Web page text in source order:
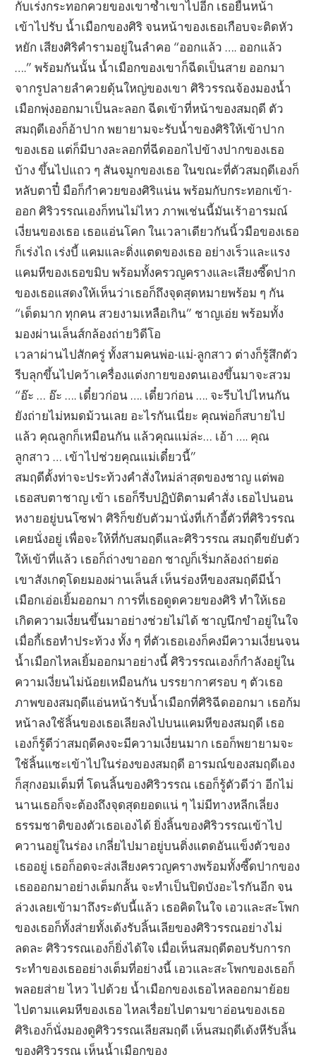
กับเร่งกระทอกควยของเขาซ้ำเขาไปอีก เธอยื่นหน้า
เข้าไปรับ น้ำเมือกของศิริ จนหน้าของเธอเกือบจะติดหัว
หยัก เสียงศิริคำรามอยู่ในลำคอ “ออกแล้ว …. ออกแล้ว
….” พร้อมกันนั้น น้ำเมือกของเขาก็ฉีดเป็นสาย ออกมา
จากรูปลายลำควยดุ้นใหญ่ของเขา ศิริวรรณจ้องมองน้ำ
เมือกพุ่งออกมาเป็นละลอก ฉีดเข้าที่หน้าของสมฤดี ตัว
สมฤดีเองก็อ้าปาก พยายามจะรับน้ำของศิริให้เข้าปาก
ของเธอ แต่ก็มีบางละลอกที่ฉีดออกไปข้างปากของเธอ
บ้าง ขึ้นไปแถว ๆ สันจมูกของเธอ ในขณะที่ตัวสมฤดีเองก็
หลับตาปี๋ มือก็กำควยของศิริแน่น พร้อมกับกระทอกเข้า-
ออก ศิริวรรณเองก็ทนไม่ไหว ภาพเช่นนี้มันเร้าอารมณ์
เงี่ยนของเธอ เธอแอ่นโคก ในเวลาเดียวกันนิ้วมือของเธอ
ก็เร่งไถ เร่งบี้ แคมและติ่งแตดของเธอ อย่างเร็วและแรง
แคมหีของเธอขมิบ พร้อมทั้งครวญครางและเสียงซี๊ดปาก
ของเธอแสดงให้เห็นว่าเธอก็ถึงจุดสุดหมายพร้อม ๆ กัน
“เด็ดมาก ทุกคน สวยงามเหลือเกิน” ชาญเอ่ย พร้อมทั้ง
มองผ่านเล็นส์กล้องถ่ายวิดีโอ
เวลาผ่านไปสักครู่ ทั้งสามคนพ่อ-แม่-ลูกสาว ต่างก็รู้สึกตัว
รีบลุกขึ้นไปคว้าเครื่องแต่งกายของตนเองขึ้นมาจะสวม
“อ๊ะ … อ๊ะ …. เดี๋ยวก่อน …. เดี๋ยวก่อน …. จะรีบไปไหนกัน
ยังถ่ายไม่หมดม้วนเลย อะไรกันเนี่ยะ คุณพ่อก็สบายไป
แล้ว คุณลูกก็เหมือนกัน แล้วคุณแม่ล่ะ… เอ้า …. คุณ
ลูกสาว … เข้าไปช่วยคุณแม่เดี๋ยวนี้”
สมฤดีตั้งท่าจะประท้วงคำสั่งใหม่ล่าสุดของชาญ แต่พอ
เธอสบตาชาญ เข้า เธอก็รีบปฏิบัติตามคำสั่ง เธอไปนอน
หงายอยู่บนโซฟา ศิริก็ขยับตัวมานั่งที่เก้าอี้ตัวที่ศิริวรรณ
เคยนั่งอยู่ เพื่อจะให้ที่กับสมฤดีและศิริวรรณ สมฤดีขยับตัว
ให้เข้าที่แล้ว เธอก็ถ่างขาออก ชาญก็เริ่มกล้องถ่ายต่อ
เขาสังเกตุโดยมองผ่านเล็นส์ เห็นร่องหีของสมฤดีมีน้ำ
เมือกเอ่อเยิ้มออกมา การที่เธอดูดควยของศิริ ทำให้เธอ
เกิดความเงี่ยนขึ้นมาอย่างช่วยไม่ได้ ชาญนึกขำอยู่ในใจ
เมื่อกี้เธอทำประท้วง ทั้ง ๆ ที่ตัวเธอเองก็คงมีความเงี่ยนจน
น้ำเมือกไหลเยิ้มออกมาอย่างนี้ ศิริวรรณเองก็กำลังอยู่ใน
ความเงี่ยนไม่น้อยเหมือนกัน บรรยากาศรอบ ๆ ตัวเธอ
ภาพของสมฤดีแอ่นหน้ารับน้ำเมือกที่ศิริฉีดออกมา เธอก้ม
หน้าลงใช้ลิ้นของเธอเลียลงไปบนแคมหีของสมฤดี เธอ
เองก็รู้ดีว่าสมฤดีคงจะมีความเงี่ยนมาก เธอก็พยายามจะ
ใช้ลิ้นแซะเข้าไปในร่องของสมฤดี อารมณ์ของสมฤดีเอง
ก็สุกงอมเต็มที่ โดนลิ้นของศิริวรรณ เธอก็รู้ตัวดีว่า อีกไม่
นานเธอก็จะต้องถึงจุดสุดยอดแน่ ๆ ไม่มีทางหลีกเลี่ยง
ธรรมชาติของตัวเธอเองได้ ยิ่งลิ้นของศิริวรรณเข้าไป
ควานอยู่ในร่อง เกลี่ยไปมาอยู่บนติ่งแตดอันแข็งตัวของ
เธออยู่ เธอก็อดจะส่งเสียงครวญครางพร้อมทั้งซี๊ดปากของ
เธอออกมาอย่างเต็มกลั้น จะทำเป็นปิดบังอะไรกันอีก จน
ล่วงเลยเข้ามาถึงระดับนี้แล้ว เธอคิดในใจ เอวและสะโพก
ของเธอก็ทั้งส่ายทั้งเด้งรับลิ้นเลียของศิริวรรณอย่างไม่
ลดละ ศิริวรรณเองก็ยิ่งได้ใจ เมื่อเห็นสมฤดีตอบรับการก
ระทำของเธออย่างเต็มที่อย่างนี้ เอวและสะโพกของเธอก็
พลอยส่าย ไหว ไปด้วย น้ำเมือกของเธอไหลออกมาย้อย
ไปตามแคมหีของเธอ ไหลเรื่อยไปตามขาอ่อนของเธอ
ศิริเองก็นั่งมองดูศิริวรรณเลียสมฤดี เห็นสมฤดีเด้งหีรับลิ้น
ของศิริวรรณ เห็นน้ำเมือกของ